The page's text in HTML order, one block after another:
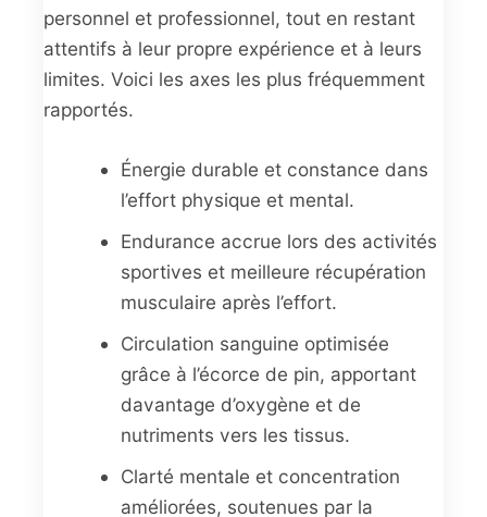
personnel et professionnel, tout en restant
attentifs à leur propre expérience et à leurs
limites. Voici les axes les plus fréquemment
rapportés.
Énergie durable et constance dans
l’effort physique et mental.
Endurance accrue lors des activités
sportives et meilleure récupération
musculaire après l’effort.
Circulation sanguine optimisée
grâce à l’écorce de pin, apportant
davantage d’oxygène et de
nutriments vers les tissus.
Clarté mentale et concentration
améliorées, soutenues par la